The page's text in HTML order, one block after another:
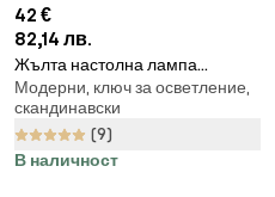
42 €
82,14 лв.
Жълта настолна лампа
Enchant - Leitmotiv
Модерни, ключ за осветление,
скандинавски
(9)
В наличност